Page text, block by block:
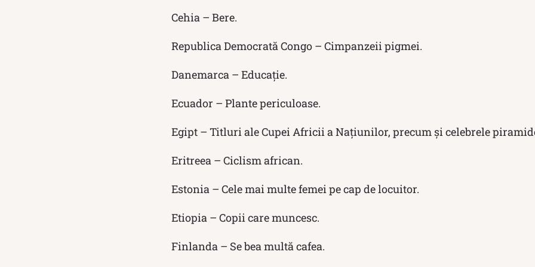
Cehia – Bere.
Republica Democrată Congo – Cimpanzeii pigmei.
Danemarca – Educație.
Ecuador – Plante periculoase.
Egipt – Titluri ale Cupei Africii a Națiunilor, precum și celebrele
Eritreea – Ciclism african.
Estonia – Cele mai multe femei pe cap de locuitor.
Etiopia – Copii care muncesc.
Finlanda – Se bea multă cafea.